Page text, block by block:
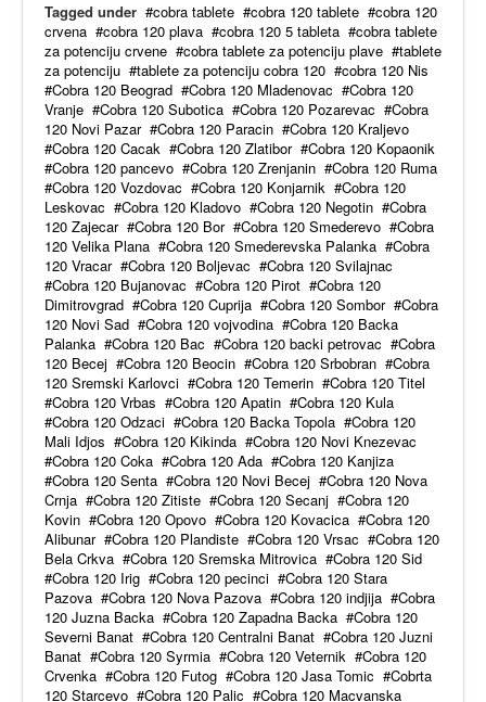
Tagged under
cobra tablete cobra 120 tablete
cobra 120
crvena
cobra 120 plava cobra 120 5 tableta
cobra tablete
za potenciju crvene
cobra tablete za potenciju plave
tablete
za potenciju
tablete za potenciju cobra 120
cobra 120 Nis
Cobra 120 Beograd
Cobra 120 Mladenovac
Cobra 120
Vranje
Cobra 120 Subotica Cobra 120 Pozarevac
Cobra
120 Novi Pazar
Cobra 120 Paracin
Cobra 120 Kraljevo
Cobra 120 Cacak
Cobra 120 Zlatibor
Cobra 120 Kopaonik
Cobra 120 pancevo
Cobra 120 Zrenjanin
Cobra 120 Ruma
Cobra 120 Vozdovac
Cobra 120 Konjarnik
Cobra 120
Leskovac
Cobra 120 Kladovo Cobra 120 Negotin
Cobra
120 Zajecar
Cobra 120 Bor Cobra 120 Smederevo
Cobra
120 Velika Plana
Cobra 120 Smederevska Palanka
Cobra
120 Vracar
Cobra 120 Boljevac
Cobra 120 Svilajnac
Cobra 120 Bujanovac
Cobra 120 Pirot
Cobra 120
Dimitrovgrad
Cobra 120 Cuprija Cobra 120 Sombor
Cobra
120 Novi Sad
Cobra 120 vojvodina
Cobra 120 Backa
Palanka
Cobra 120 Bac Cobra 120 backi petrovac
Cobra
120 Becej
Cobra 120 Beocin Cobra 120 Srbobran
Cobra
120 Sremski Karlovci
Cobra 120 Temerin
Cobra 120 Titel
Cobra 120 Vrbas
Cobra 120 Apatin
Cobra 120 Kula
Cobra 120 Odzaci
Cobra 120 Backa Topola
Cobra 120
Mali Idjos
Cobra 120 Kikinda
Cobra 120 Novi Knezevac
Cobra 120 Coka
Cobra 120 Ada
Cobra 120 Kanjiza
Cobra 120 Senta
Cobra 120 Novi Becej
Cobra 120 Nova
Crnja
Cobra 120 Zitiste Cobra 120 Secanj
Cobra 120
Kovin
Cobra 120 Opovo Cobra 120 Kovacica
Cobra 120
Alibunar
Cobra 120 Plandiste Cobra 120 Vrsac
Cobra 120
Bela Crkva
Cobra 120 Sremska Mitrovica
Cobra 120 Sid
Cobra 120 Irig
Cobra 120 pecinci
Cobra 120 Stara
Pazova
Cobra 120 Nova Pazova Cobra 120 indjija
Cobra
120 Juzna Backa
Cobra 120 Zapadna Backa
Cobra 120
Severni Banat
Cobra 120 Centralni Banat
Cobra 120 Juzni
Banat
Cobra 120 Syrmia Cobra 120 Veternik
Cobra 120
Crvenka
Cobra 120 Futog Cobra 120 Jasa Tomic
Cobrta
120 Starcevo
Cobra 120 Palic
Cobra 120 Macvanska